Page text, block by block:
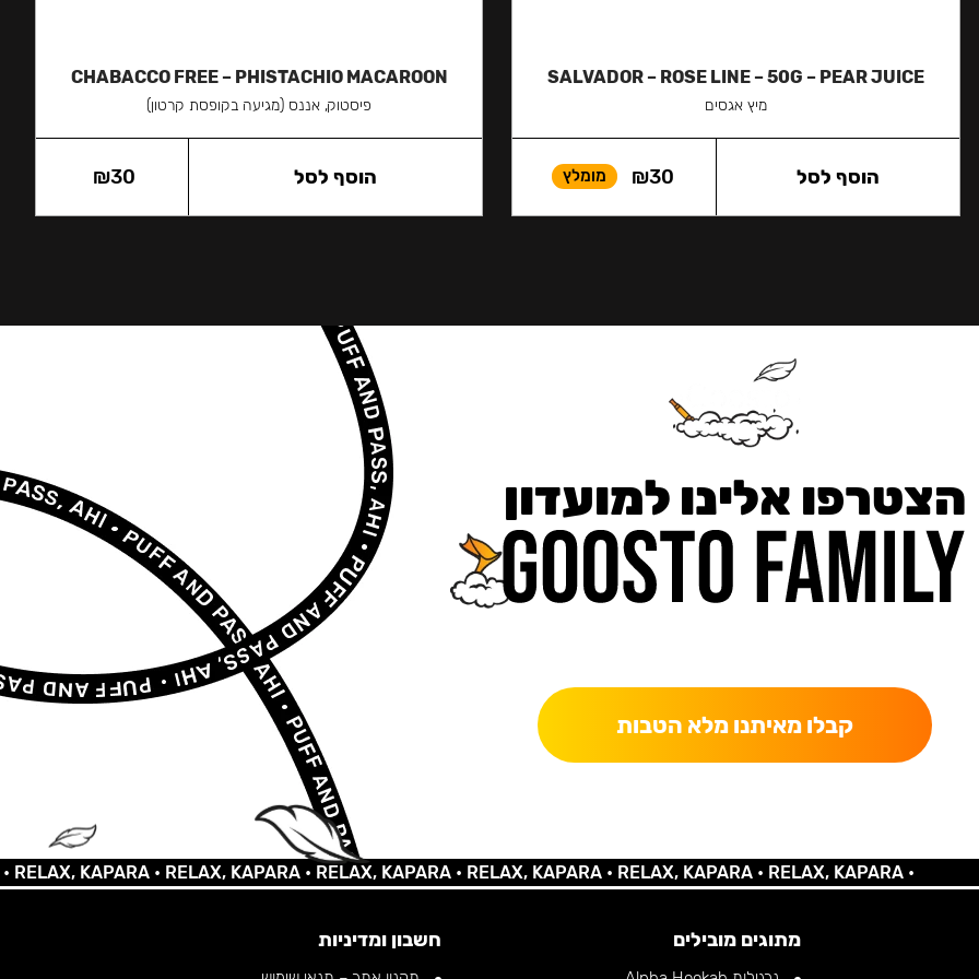
SALVADOR – ROSE LINE – 50G – PEAR JUICE
מיץ אגסים
₪30 מומלץ הוסף לסל
CHABACCO FREE – PHISTACHIO MACAROON
פיסטוק, אננס (מגיעה בקופסת קרטון)
₪30 הוסף לסל
הצטרפו אלינו למועדון
קבלו מאיתנו מלא הטבות
KAPARA •RELAX, KAPARA •RELAX, KAPARA •RELAX, KAPARA •RELAX, KAPARA •RELAX, KAPARA •
מתוגים מובילים חשבון ומדיניות